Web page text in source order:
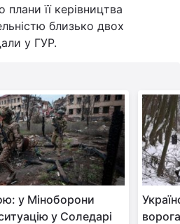
плани її керівництва
близько двох
у ГУР.
у Міноборони
у Соледарі